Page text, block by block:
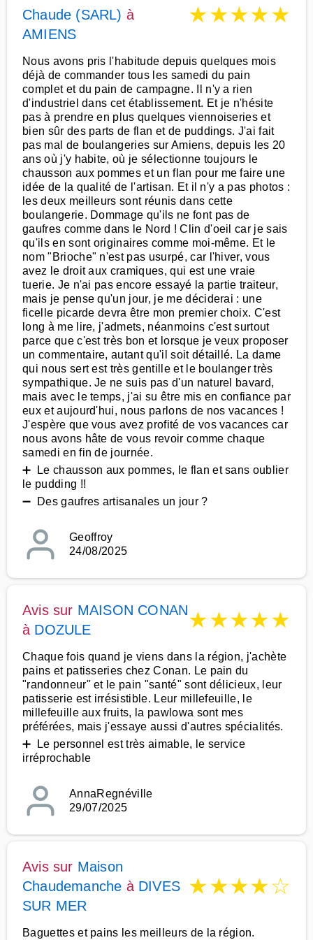
Chaude (SARL) à
AMIENS
★★★★★
Nous avons pris l'habitude depuis quelques mois
déjà de commander tous les samedi du pain
complet et du pain de campagne. Il n'y a rien
d'industriel dans cet établissement. Et je n'hésite
pas à prendre en plus quelques viennoiseries et
bien sûr des parts de flan et de puddings. J'ai fait
pas mal de boulangeries sur Amiens, depuis les 20
ans où j'y habite, où je sélectionne toujours le
chausson aux pommes et un flan pour me faire une
idée de la qualité de l'artisan. Et il n'y a pas photos :
les deux meilleurs sont réunis dans cette
boulangerie. Dommage qu'ils ne font pas de
gaufres comme dans le Nord ! Clin d'oeil car je sais
qu'ils en sont originaires comme moi-même. Et le
nom "Brioche" n'est pas usurpé, car l'hiver, vous
avez le droit aux cramiques, qui est une vraie
tuerie. Je n'ai pas encore essayé la partie traiteur,
mais je pense qu'un jour, je me déciderai : une
ficelle picarde devra être mon premier choix. C'est
long à me lire, j'admets, néanmoins c'est surtout
parce que c'est très bon et lorsque je veux proposer
un commentaire, autant qu'il soit détaillé. La dame
qui nous sert est très gentille et le boulanger très
sympathique. Je ne suis pas d'un naturel bavard,
mais avec le temps, j'ai su être mis en confiance par
eux et aujourd'hui, nous parlons de nos vacances !
J'espère que vous avez profité de vos vacances car
nous avons hâte de vous revoir comme chaque
samedi en fin de journée.
➕ Le chausson aux pommes, le flan et sans oublier
le pudding !!
➖ Des gaufres artisanales un jour ?
Geoffroy
24/08/2025
Avis sur MAISON CONAN
à DOZULE ★★★★★
Chaque fois quand je viens dans la région, j'achète
pains et patisseries chez Conan. Le pain du
"randonneur" et le pain "santé" sont délicieux, leur
patisserie est irrésistible. Leur millefeuille, le
millefeuille aux fruits, la pawlowa sont mes
préférées, mais j'essaye aussi d'autres spécialités.
➕ Le personnel est très aimable, le service
irréprochable
AnnaRegnéville
29/07/2025
Avis sur Maison
Chaudemanche à DIVES
SUR MER
★★★★☆
Baguettes et pains les meilleurs de la région.